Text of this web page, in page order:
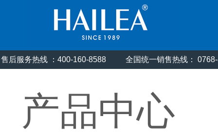
产品中心
售后服务热线 ：400-160-8588 全国统一销售热线：